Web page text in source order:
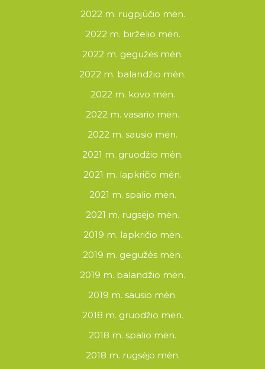
2022 m. rugpjūčio mėn.
2022 m. birželio mėn.
2022 m. gegužės mėn.
2022 m. balandžio mėn.
2022 m. kovo mėn.
2022 m. vasario mėn.
2022 m. sausio mėn.
2021 m. gruodžio mėn.
2021 m. lapkričio mėn.
2021 m. spalio mėn.
2021 m. rugsėjo mėn.
2019 m. lapkričio mėn.
2019 m. gegužės mėn.
2019 m. balandžio mėn.
2019 m. sausio mėn.
2018 m. gruodžio mėn.
2018 m. spalio mėn.
2018 m. rugsėjo mėn.